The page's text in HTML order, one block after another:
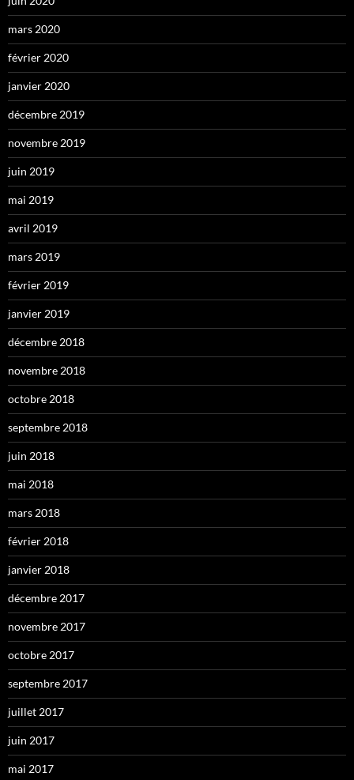
mars 2020
février 2020
janvier 2020
décembre 2019
novembre 2019
juin 2019
mai 2019
avril 2019
mars 2019
février 2019
janvier 2019
décembre 2018
novembre 2018
octobre 2018
septembre 2018
juin 2018
mai 2018
mars 2018
février 2018
janvier 2018
décembre 2017
novembre 2017
octobre 2017
septembre 2017
juillet 2017
juin 2017
mai 2017